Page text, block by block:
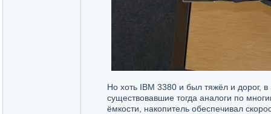
Но хоть IBM 3380 и был тяжёл и дорог,
существовавшие тогда аналоги по
ёмкости, накопитель обеспечивал